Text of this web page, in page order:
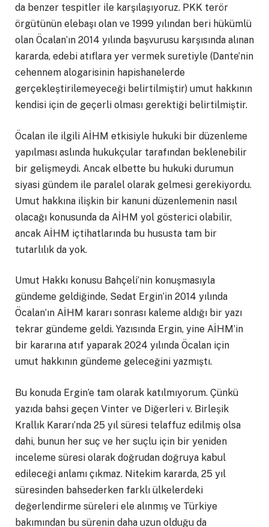
da benzer tespitler ile karşılaşıyoruz. PKK terör
örgütünün elebaşı olan ve 1999 yılından beri hükümlü
olan Öcalan’ın 2014 yılında başvurusu karşısında alınan
kararda, edebi atıflara yer vermek suretiyle (Dante’nin
cehennem alogarisinin hapishanelerde
gerçekleştirilemeyeceği belirtilmiştir) umut hakkının
kendisi için de geçerli olması gerektiği belirtilmiştir.
Öcalan ile ilgili AİHM etkisiyle hukuki bir düzenleme
yapılması aslında hukukçular tarafından beklenebilir
bir gelişmeydi. Ancak elbette bu hukuki durumun
siyasi gündem ile paralel olarak gelmesi gerekiyordu.
Umut hakkına ilişkin bir kanuni düzenlemenin nasıl
olacağı konusunda da AİHM yol gösterici olabilir,
ancak AİHM içtihatlarında bu hususta tam bir
tutarlılık da yok.
Umut Hakkı konusu Bahçeli’nin konuşmasıyla
gündeme geldiğinde, Sedat Ergin’in 2014 yılında
Öcalan’ın AİHM kararı sonrası kaleme aldığı bir yazı
tekrar gündeme geldi. Yazısında Ergin, yine AİHM’in
bir kararına atıf yaparak 2024 yılında Öcalan için
umut hakkının gündeme geleceğini yazmıştı.
Bu konuda Ergin’e tam olarak katılmıyorum. Çünkü
yazıda bahsi geçen Vinter ve Diğerleri v. Birleşik
Krallık Kararı’nda 25 yıl süresi telaffuz edilmiş olsa
dahi, bunun her suç ve her suçlu için bir yeniden
inceleme süresi olarak doğrudan doğruya kabul
edileceği anlamı çıkmaz. Nitekim kararda, 25 yıl
süresinden bahsederken farklı ülkelerdeki
değerlendirme süreleri ele alınmış ve Türkiye
bakımından bu sürenin daha uzun olduğu da